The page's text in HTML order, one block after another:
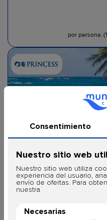
por persona.
Caribe Occidental con
8 DíasIda y vuelta desde
Sun Princess
21/03/2027